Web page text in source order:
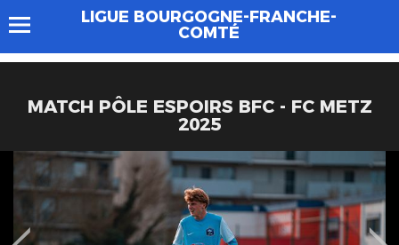
LIGUE BOURGOGNE-FRANCHE-
COMTÉ
MATCH PÔLE ESPOIRS BFC - FC METZ
2025